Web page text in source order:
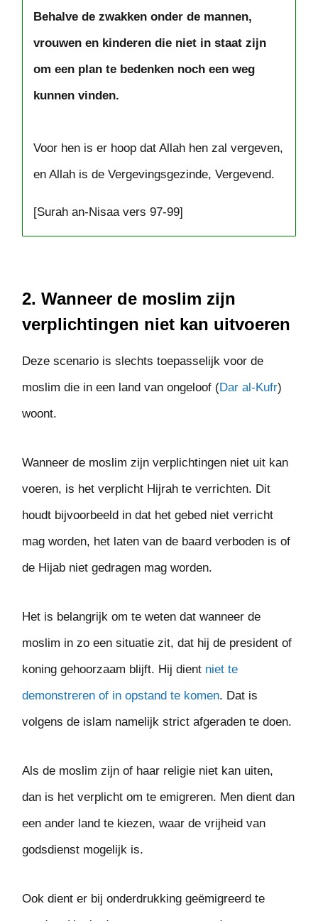
Behalve de zwakken onder de mannen,
vrouwen en kinderen die niet in staat zijn
om een plan te bedenken noch een weg
kunnen vinden.
Voor hen is er hoop dat Allah hen zal vergeven,
en Allah is de Vergevingsgezinde, Vergevend.
[Surah an-Nisaa vers 97-99]
2. Wanneer de moslim zijn
verplichtingen niet kan uitvoeren
Deze scenario is slechts toepasselijk voor de
moslim die in een land van ongeloof (Dar al-Kufr)
woont.
Wanneer de moslim zijn verplichtingen niet uit kan
voeren, is het verplicht Hijrah te verrichten. Dit
houdt bijvoorbeeld in dat het gebed niet verricht
mag worden, het laten van de baard verboden is of
de Hijab niet gedragen mag worden.
Het is belangrijk om te weten dat wanneer de
moslim in zo een situatie zit, dat hij de president of
koning gehoorzaam blijft. Hij dient niet te
demonstreren of in opstand te komen. Dat is
volgens de islam namelijk strict afgeraden te doen.
Als de moslim zijn of haar religie niet kan uiten,
dan is het verplicht om te emigreren. Men dient dan
een ander land te kiezen, waar de vrijheid van
godsdienst mogelijk is.
Ook dient er bij onderdrukking geëmigreerd te